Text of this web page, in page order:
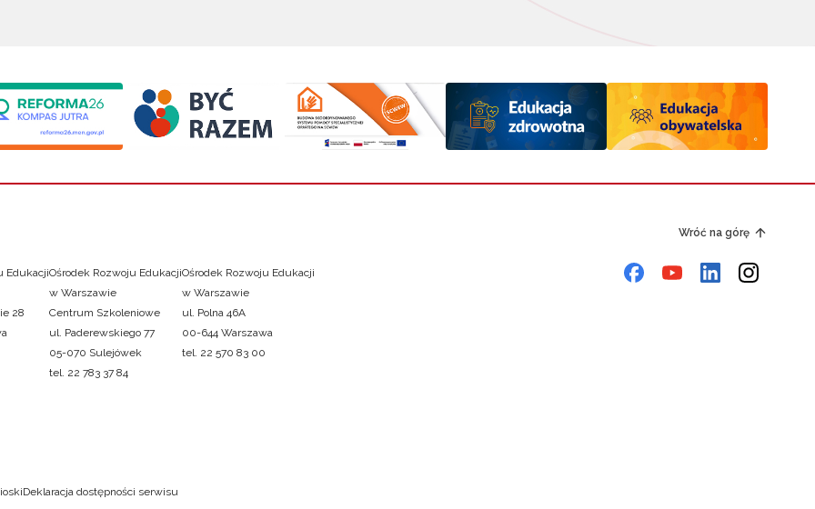
Wróć na górę
Edukacji
28
Ośrodek Rozwoju Edukacji
w Warszawie
Centrum Szkoleniowe
ul. Paderewskiego 77
05-070 Sulejówek
tel. 22 783 37 84
Ośrodek Rozwoju Edukacji
w Warszawie
ul. Polna 46A
00-644 Warszawa
tel. 22 570 83 00
Deklaracja dostępności serwisu